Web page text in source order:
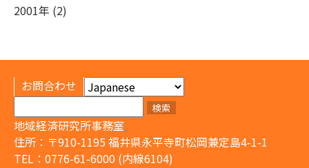
2001年 (2)
お問合わせ
索:
地域経済研究所事務室
住所：〒910-1195 福井県永平寺町松岡兼定島4-1-1
TEL：0776-61-6000 (内線6104)